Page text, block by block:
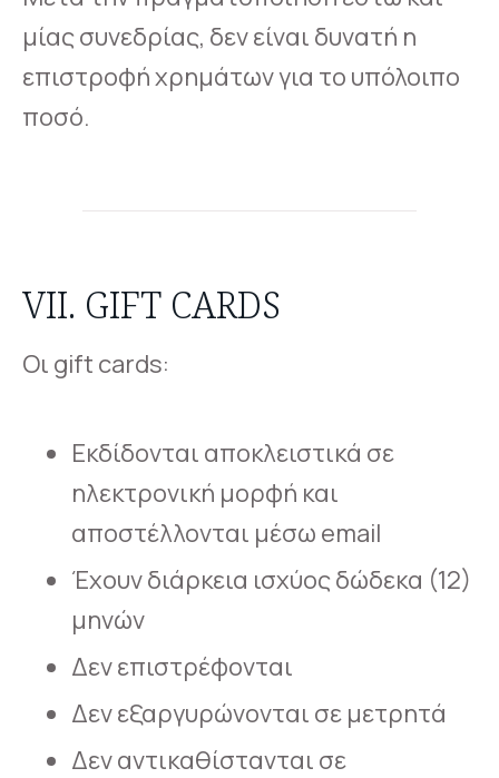
μίας συνεδρίας, δεν είναι δυνατή η
επιστροφή χρημάτων για το υπόλοιπο
ποσό.
VII. GIFT CARDS
Οι gift cards:
Εκδίδονται αποκλειστικά σε
ηλεκτρονική μορφή και
αποστέλλονται μέσω email
Έχουν διάρκεια ισχύος δώδεκα (12)
μηνών
Δεν επιστρέφονται
Δεν εξαργυρώνονται σε μετρητά
Δεν αντικαθίστανται σε